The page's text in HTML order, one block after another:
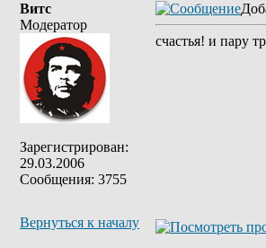
Витс
Модератор
Зарегистрирован:
29.03.2006
Сообщения: 3755
счастья! и пару
Вернуться к началу